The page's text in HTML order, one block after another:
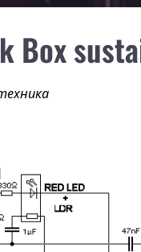
Box